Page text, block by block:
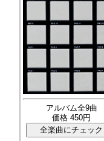
アルバム全9曲
価格 450円